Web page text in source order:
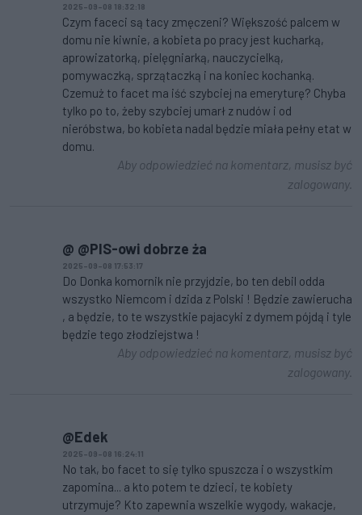
2025-09-08 18:32:18
Czym faceci są tacy zmęczeni? Większość palcem w
domu nie kiwnie, a kobieta po pracy jest kucharką,
aprowizatorką, pielęgniarką, nauczycielką,
pomywaczką, sprzątaczką i na koniec kochanką.
Czemuż to facet ma iść szybciej na emeryturę? Chyba
tylko po to, żeby szybciej umarł z nudów i od
nieróbstwa, bo kobieta nadal będzie miała pełny etat w
domu.
Aby odpowiedzieć na komentarz, musisz być
zalogowany.
@ @PIS-owi dobrze ża
2025-09-08 17:53:17
Do Donka komornik nie przyjdzie, bo ten debil odda
wszystko Niemcom i dzida z Polski ! Będzie zawierucha
, a będzie, to te wszystkie pajacyki z dymem pójdą i tyle
będzie tego złodziejstwa !
Aby odpowiedzieć na komentarz, musisz być
zalogowany.
@Edek
2025-09-08 16:24:11
No tak, bo facet to się tylko spuszcza i o wszystkim
zapomina... a kto potem te dzieci, te kobiety
utrzymuje? Kto zapewnia wszelkie wygody, wakacje,